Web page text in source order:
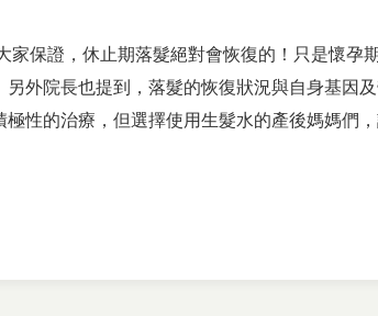
保證，休止期落髮絕對會恢復的！只是懷孕
外院長也提到，落髮的恢復狀況與自身基因
性的治療，但選擇使用生髮水的產後媽媽們